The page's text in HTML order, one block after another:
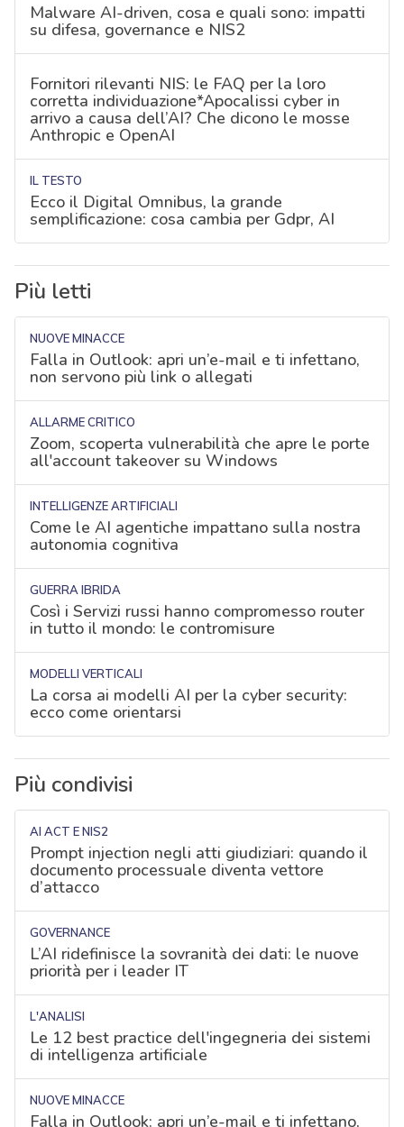
Malware AI-driven, cosa e quali sono: impatti
su difesa, governance e NIS2
Fornitori rilevanti NIS: le FAQ per la loro
corretta individuazione*Apocalissi cyber in
arrivo a causa dell’AI? Che dicono le mosse
Anthropic e OpenAI
IL TESTO
Ecco il Digital Omnibus, la grande
semplificazione: cosa cambia per Gdpr, AI
Più letti
NUOVE MINACCE
Falla in Outlook: apri un’e-mail e ti infettano,
non servono più link o allegati
ALLARME CRITICO
Zoom, scoperta vulnerabilità che apre le porte
all'account takeover su Windows
INTELLIGENZE ARTIFICIALI
Come le AI agentiche impattano sulla nostra
autonomia cognitiva
GUERRA IBRIDA
Così i Servizi russi hanno compromesso router
in tutto il mondo: le contromisure
MODELLI VERTICALI
La corsa ai modelli AI per la cyber security:
ecco come orientarsi
Più condivisi
AI ACT E NIS2
Prompt injection negli atti giudiziari: quando il
documento processuale diventa vettore
d’attacco
GOVERNANCE
L’AI ridefinisce la sovranità dei dati: le nuove
priorità per i leader IT
L'ANALISI
Le 12 best practice dell'ingegneria dei sistemi
di intelligenza artificiale
NUOVE MINACCE
Falla in Outlook: apri un’e-mail e ti infettano,